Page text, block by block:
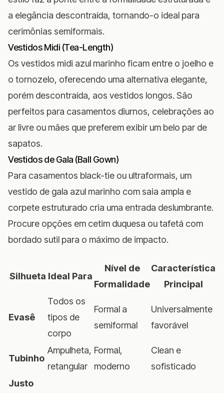
a elegância descontraída, tornando-o ideal para
cerimônias semiformais.
Vestidos Midi (Tea-Length)
Os vestidos midi azul marinho ficam entre o joelho e
o tornozelo, oferecendo uma alternativa elegante,
porém descontraída, aos vestidos longos. São
perfeitos para casamentos diurnos, celebrações ao
ar livre ou mães que preferem exibir um belo par de
sapatos.
Vestidos de Gala (Ball Gown)
Para casamentos black-tie ou ultraformais, um
vestido de gala azul marinho com saia ampla e
corpete estruturado cria uma entrada deslumbrante.
Procure opções em cetim duquesa ou tafetá com
bordado sutil para o máximo de impacto.
Silhueta Ideal Para
Nível de
Formalidade
Característica
Principal
Evasê
Todos os
tipos de
corpo
Formal a
semiformal
Universalmente
favorável
Tubinho
Ampulheta,
retangular
Formal,
moderno
Clean e
sofisticado
Justo